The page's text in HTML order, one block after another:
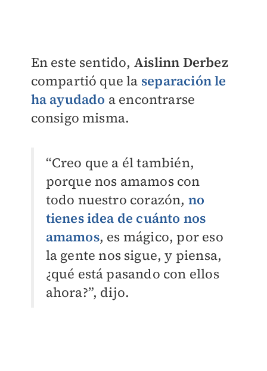
En este sentido, Aislinn Derbez
compartió que la separación le
ha ayudado a encontrarse
consigo misma.
“Creo que a él también,
porque nos amamos con
todo nuestro corazón, no
tienes idea de cuánto nos
amamos, es mágico, por eso
la gente nos sigue, y piensa,
¿qué está pasando con ellos
ahora?”, dijo.